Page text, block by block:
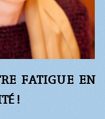
FATIGUE EN
!